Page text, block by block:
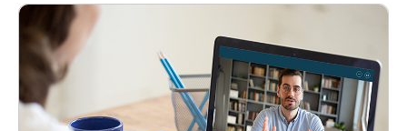
ノウハウ情報
企業情報